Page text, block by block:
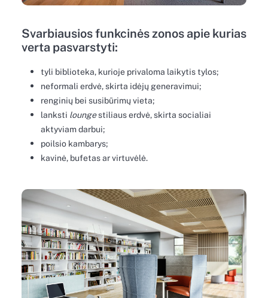
Svarbiausios funkcinės zonos apie kurias
verta pasvarstyti:
tyli biblioteka, kurioje privaloma laikytis tylos;
neformali erdvė, skirta idėjų generavimui;
renginių bei susibūrimų vieta;
lanksti loungestiliaus erdvė, skirta socialiai
aktyviam darbui;
poilsio kambarys;
kavinė, bufetas ar virtuvėlė.